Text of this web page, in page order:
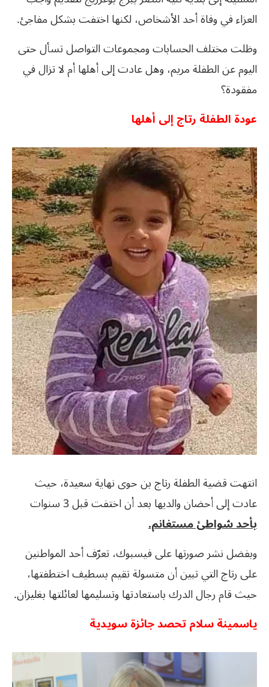
العزاء في وفاة أحد الأشخاص، لكنها اختفت بشكل مفاجئ.
وظلت مختلف الحسابات ومجموعات التواصل تسأل حتى
اليوم عن الطفلة مريم، وهل عادت إلى أهلها أم لا تزال في
مفقودة؟
عودة الطفلة رتاج إلى أهلها
انتهت قضية الطفلة رتاج بن حوى نهاية سعيدة، حيث
عادت إلى أحضان والديها بعد أن اختفت قبل 3 سنوات
بأحد شواطئ مستغانم.
وبفضل نشر صورتها على فيسبوك، تعرّف أحد المواطنين
على رتاج التي تبين أن متسولة تقيم بسطيف اختطفتها،
حيث قام رجال الدرك باستعادتها وتسليمها لعائلتها بغليزان.
ياسمينة سلام تحصد جائزة سويدية